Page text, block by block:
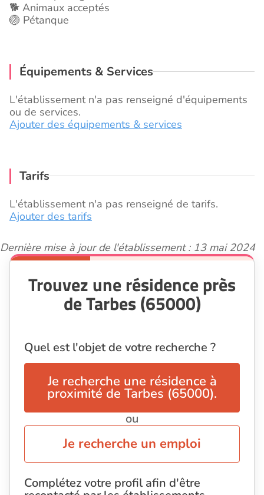
🐕 Animaux acceptés
🏐 Pétanque
Équipements & Services
L'établissement n'a pas renseigné d'équipements
ou de services.
Ajouter des équipements & services
Tarifs
L'établissement n'a pas renseigné de tarifs.
Ajouter des tarifs
Dernière mise à jour de l'établissement : 13 mai 2024
Trouvez une résidence près
de Tarbes (65000)
Quel est l'objet de votre recherche ?
Je recherche une résidence à
proximité de Tarbes (65000).
ou
Je recherche un emploi
Complétez votre profil afin d'être